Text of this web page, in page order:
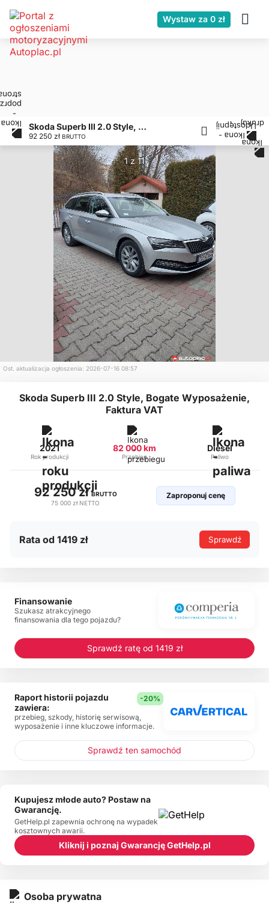
Wystaw za 0 zł
Skoda Superb III 2.0 Style, Bogate Wyposażenie, Faktura VAT
92 250 zł BRUTTO
1 z 11
Ost. aktualizacja ogłoszenia: 2026-07-16 08:57
Skoda Superb III 2.0 Style, Bogate Wyposażenie,
Faktura VAT
2021
Rok produkcji
82 000 km
Przebieg
Diesel
Paliwo
92 250 złBRUTTO
75 000 zł NETTO
Zaproponuj cenę
Rata od 1419 zł Sprawdź
Osoba prywatna
Finansowanie
Szukasz atrakcyjnego
finansowania dla tego pojazdu?
Sprawdź ratę od 1419 zł
Raport historii pojazdu
zawiera:
-20%
przebieg, szkody, historię serwisową,
wyposażenie i inne kluczowe informacje.
Sprawdź ten samochód
Kupujesz młode auto? Postaw na
Gwarancję.
GetHelp.pl zapewnia ochronę na wypadek
kosztownych awarii.
Kliknij i poznaj Gwarancję GetHelp.pl